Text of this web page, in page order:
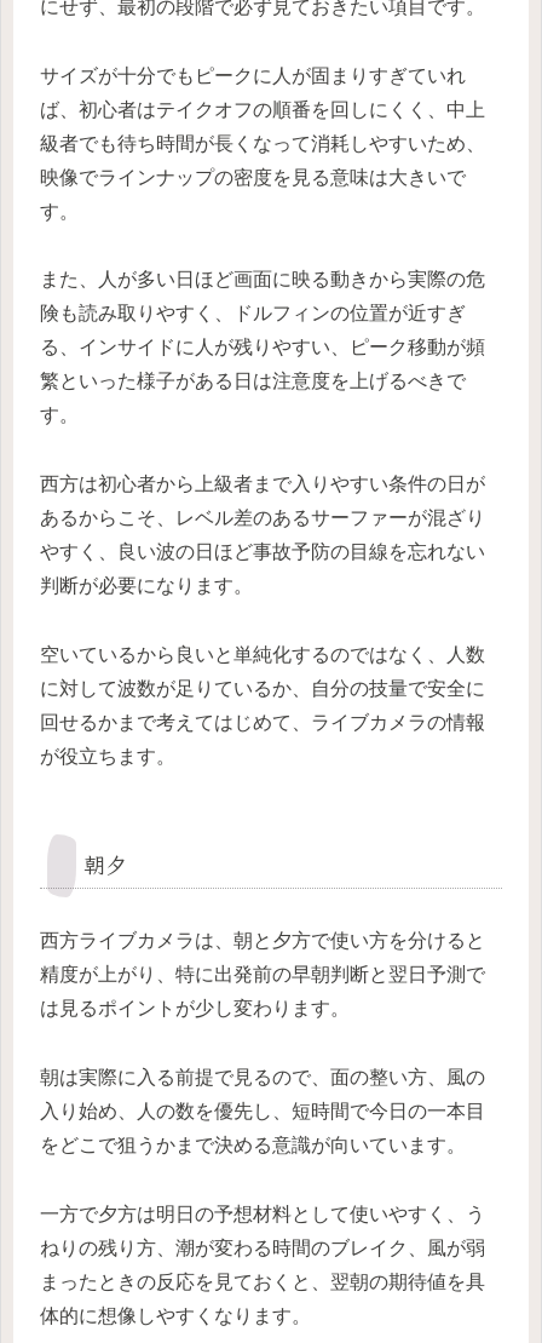
にせず、最初の段階で必ず見ておきたい項目です。
サイズが十分でもピークに人が固まりすぎていれ
ば、初心者はテイクオフの順番を回しにくく、中上
級者でも待ち時間が長くなって消耗しやすいため、
映像でラインナップの密度を見る意味は大きいで
す。
また、人が多い日ほど画面に映る動きから実際の危
険も読み取りやすく、ドルフィンの位置が近すぎ
る、インサイドに人が残りやすい、ピーク移動が頻
繁といった様子がある日は注意度を上げるべきで
す。
西方は初心者から上級者まで入りやすい条件の日が
あるからこそ、レベル差のあるサーファーが混ざり
やすく、良い波の日ほど事故予防の目線を忘れない
判断が必要になります。
空いているから良いと単純化するのではなく、人数
に対して波数が足りているか、自分の技量で安全に
回せるかまで考えてはじめて、ライブカメラの情報
が役立ちます。
朝夕
西方ライブカメラは、朝と夕方で使い方を分けると
精度が上がり、特に出発前の早朝判断と翌日予測で
は見るポイントが少し変わります。
朝は実際に入る前提で見るので、面の整い方、風の
入り始め、人の数を優先し、短時間で今日の一本目
をどこで狙うかまで決める意識が向いています。
一方で夕方は明日の予想材料として使いやすく、う
ねりの残り方、潮が変わる時間のブレイク、風が弱
まったときの反応を見ておくと、翌朝の期待値を具
体的に想像しやすくなります。